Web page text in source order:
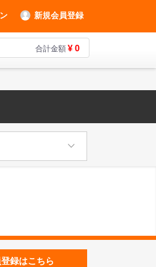
新規会員登録
合計金額 ¥ 0
録はこちら